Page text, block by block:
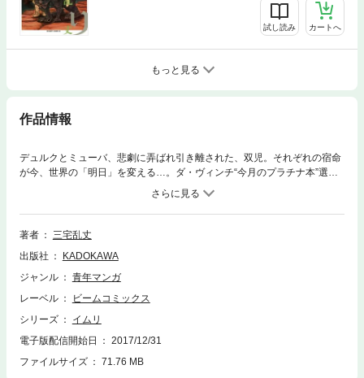
試し読み カートへ
もっと見る
作品情報
デュルクとミューバ、悲劇に弄ばれ引き離された、双児。それぞれの宿命
が今、世界の「明日」を変える…。ダ・ヴィンチ“今月のプラチナ本”選
出、文化庁メディア芸術祭入賞…圧倒的なストーリーテリングで絶賛の呼
びつづけるファンタジー・サーガ、運命的な出会いと別れの第15巻！
著者
三宅乱丈
出版社
KADOKAWA
ジャンル
青年マンガ
レーベル
ビームコミックス
シリーズ
イムリ
電子版配信開始日
2017/12/31
ファイルサイズ
71.76 MB